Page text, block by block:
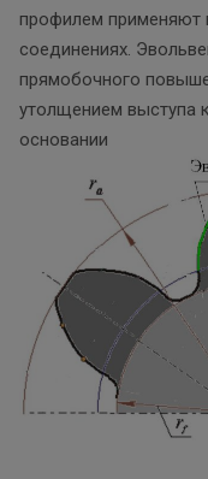
профилем
соединениях.
прямобочного
утолщением выступа
основании